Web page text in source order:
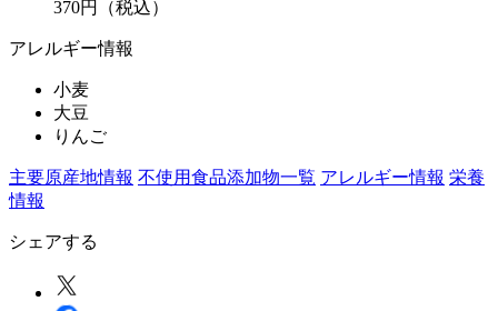
370円 （税込）
アレルギー情報
小麦
大豆
りんご
主要原産地情報 不使用食品添加物一覧 アレルギー情報 栄養
情報
シェアする